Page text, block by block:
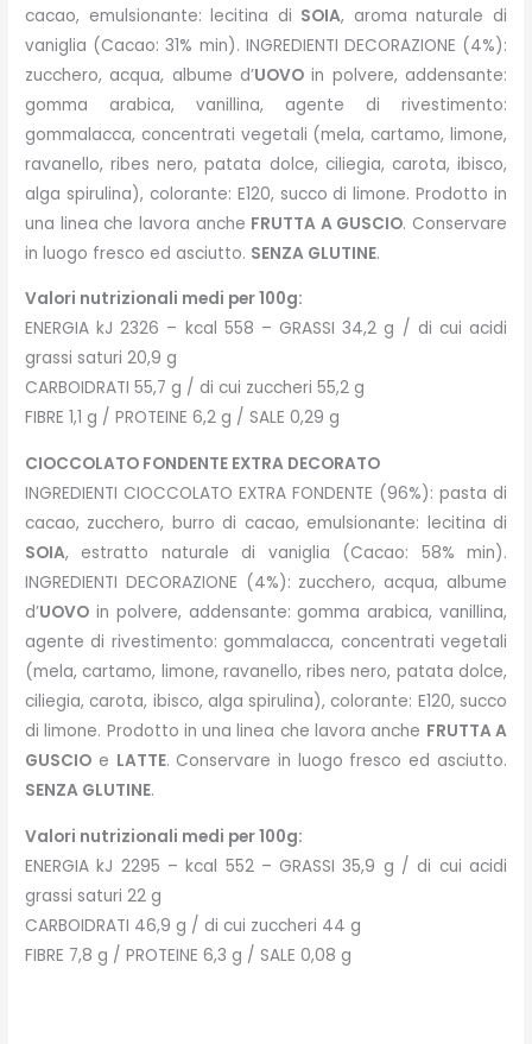
cacao, emulsionante: lecitina di SOIA, aroma naturale di
vaniglia (Cacao: 31% min). INGREDIENTI DECORAZIONE (4%):
zucchero, acqua, albume d’UOVO in polvere, addensante:
gomma arabica, vanillina, agente di rivestimento:
gommalacca, concentrati vegetali (mela, cartamo, limone,
ravanello, ribes nero, patata dolce, ciliegia, carota, ibisco,
alga spirulina), colorante: E120, succo di limone. Prodotto in
una linea che lavora anche FRUTTA A GUSCIO. Conservare
in luogo fresco ed asciutto. SENZA GLUTINE.
Valori nutrizionali medi per 100g:
ENERGIA kJ 2326 – kcal 558 – GRASSI 34,2 g / di cui acidi
grassi saturi 20,9 g
CARBOIDRATI 55,7 g / di cui zuccheri 55,2 g
FIBRE 1,1 g / PROTEINE 6,2 g / SALE 0,29 g
CIOCCOLATO FONDENTE EXTRA DECORATO
INGREDIENTI CIOCCOLATO EXTRA FONDENTE (96%): pasta di
cacao, zucchero, burro di cacao, emulsionante: lecitina di
SOIA, estratto naturale di vaniglia (Cacao: 58% min).
INGREDIENTI DECORAZIONE (4%): zucchero, acqua, albume
d’UOVO in polvere, addensante: gomma arabica, vanillina,
agente di rivestimento: gommalacca, concentrati vegetali
(mela, cartamo, limone, ravanello, ribes nero, patata dolce,
ciliegia, carota, ibisco, alga spirulina), colorante: E120, succo
di limone. Prodotto in una linea che lavora anche FRUTTA A
GUSCIO e LATTE. Conservare in luogo fresco ed asciutto.
SENZA GLUTINE.
Valori nutrizionali medi per 100g:
ENERGIA kJ 2295 – kcal 552 – GRASSI 35,9 g / di cui acidi
grassi saturi 22 g
CARBOIDRATI 46,9 g / di cui zuccheri 44 g
FIBRE 7,8 g / PROTEINE 6,3 g / SALE 0,08 g